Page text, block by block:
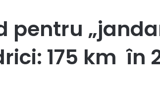
pentru
175 km în